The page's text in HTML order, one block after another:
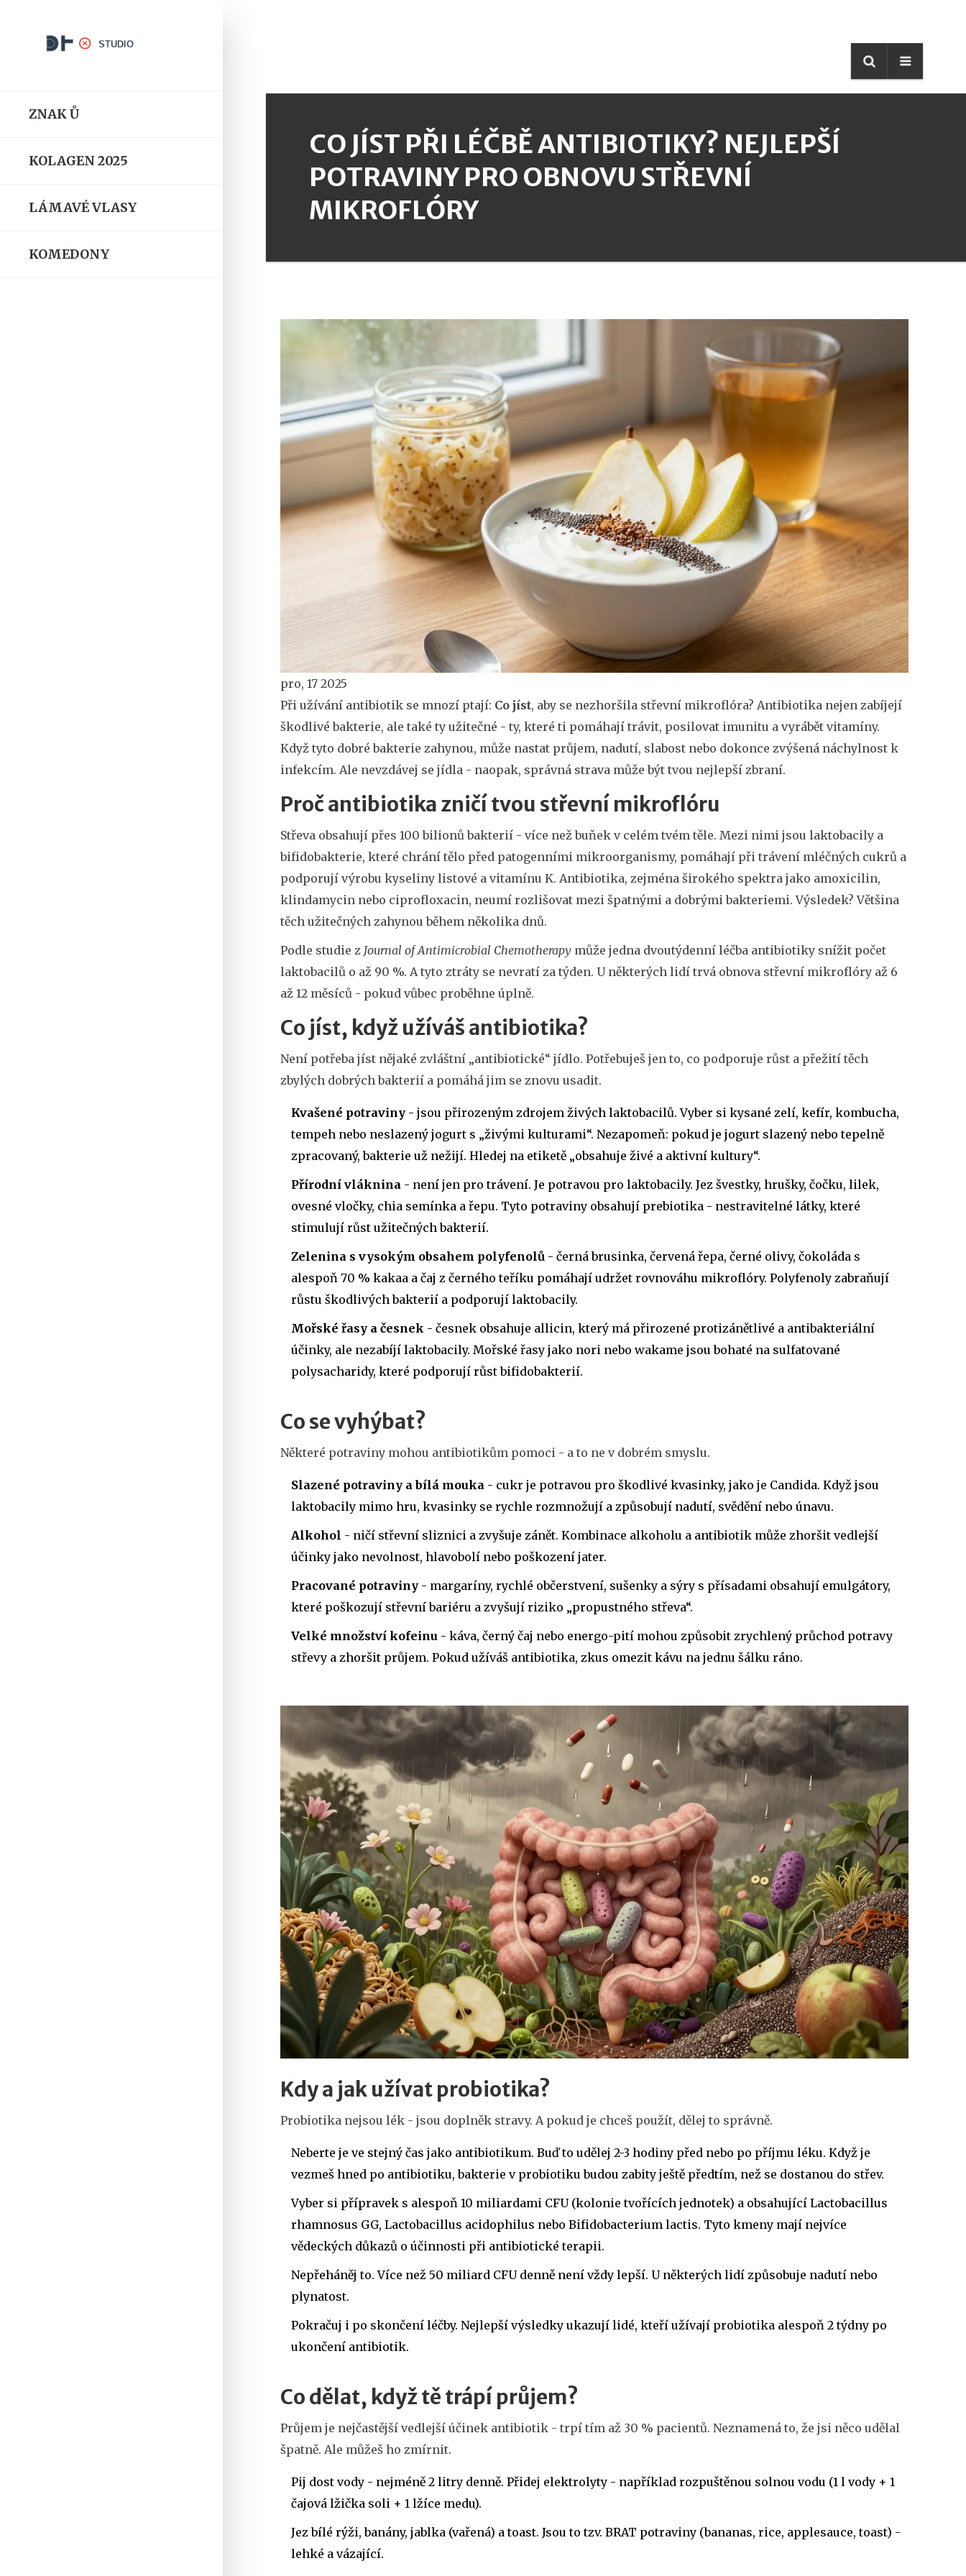
ZNAK Ů
KOLAGEN 2025
LÁMAVÉ VLASY
KOMEDONY
CO JÍST PŘI LÉČBĚ ANTIBIOTIKY? NEJLEPŠÍ
POTRAVINY PRO OBNOVU STŘEVNÍ
MIKROFLÓRY
pro, 17 2025
Při užívání antibiotik se mnozí ptají: Co jíst, aby se nezhoršila střevní mikroflóra? Antibiotika nejen zabíjejí
škodlivé bakterie, ale také ty užitečné - ty, které ti pomáhají trávit, posilovat imunitu a vyrábět vitamíny.
Když tyto dobré bakterie zahynou, může nastat průjem, nadutí, slabost nebo dokonce zvýšená náchylnost k
infekcím. Ale nevzdávej se jídla - naopak, správná strava může být tvou nejlepší zbraní.
Proč antibiotika zničí tvou střevní mikroflóru
Střeva obsahují přes 100 bilionů bakterií - více než buňek v celém tvém těle. Mezi nimi jsou laktobacily a
bifidobakterie, které chrání tělo před patogenními mikroorganismy, pomáhají při trávení mléčných cukrů a
podporují výrobu kyseliny listové a vitamínu K. Antibiotika, zejména širokého spektra jako amoxicilin,
klindamycin nebo ciprofloxacin, neumí rozlišovat mezi špatnými a dobrými bakteriemi. Výsledek? Většina
těch užitečných zahynou během několika dnů.
Podle studie z Journal of Antimicrobial Chemotherapy může jedna dvoutýdenní léčba antibiotiky snížit počet
laktobacilů o až 90 %. A tyto ztráty se nevratí za týden. U některých lidí trvá obnova střevní mikroflóry až 6
až 12 měsíců - pokud vůbec proběhne úplně.
Co jíst, když užíváš antibiotika?
Není potřeba jíst nějaké zvláštní „antibiotické“ jídlo. Potřebuješ jen to, co podporuje růst a přežití těch
zbylých dobrých bakterií a pomáhá jim se znovu usadit.
Kvašené potraviny - jsou přirozeným zdrojem živých laktobacilů. Vyber si kysané zelí, kefír, kombucha,
tempeh nebo neslazený jogurt s „živými kulturami“. Nezapomeň: pokud je jogurt slazený nebo tepelně
zpracovaný, bakterie už nežijí. Hledej na etiketě „obsahuje živé a aktivní kultury“.
Přírodní vláknina - není jen pro trávení. Je potravou pro laktobacily. Jez švestky, hrušky, čočku, lilek,
ovesné vločky, chia semínka a řepu. Tyto potraviny obsahují prebiotika - nestravitelné látky, které
stimulují růst užitečných bakterií.
Zelenina s vysokým obsahem polyfenolů - černá brusinka, červená řepa, černé olivy, čokoláda s
alespoň 70 % kakaa a čaj z černého teříku pomáhají udržet rovnováhu mikroflóry. Polyfenoly zabraňují
růstu škodlivých bakterií a podporují laktobacily.
Mořské řasy a česnek - česnek obsahuje allicin, který má přirozené protizánětlivé a antibakteriální
účinky, ale nezabíjí laktobacily. Mořské řasy jako nori nebo wakame jsou bohaté na sulfatované
polysacharidy, které podporují růst bifidobakterií.
Co se vyhýbat?
Některé potraviny mohou antibiotikům pomoci - a to ne v dobrém smyslu.
Slazené potraviny a bílá mouka - cukr je potravou pro škodlivé kvasinky, jako je Candida. Když jsou
laktobacily mimo hru, kvasinky se rychle rozmnožují a způsobují nadutí, svědění nebo únavu.
Alkohol - ničí střevní sliznici a zvyšuje zánět. Kombinace alkoholu a antibiotik může zhoršit vedlejší
účinky jako nevolnost, hlavobolí nebo poškození jater.
Pracované potraviny - margaríny, rychlé občerstvení, sušenky a sýry s přísadami obsahují emulgátory,
které poškozují střevní bariéru a zvyšují riziko „propustného střeva“.
Velké množství kofeinu - káva, černý čaj nebo energo-pití mohou způsobit zrychlený průchod potravy
střevy a zhoršit průjem. Pokud užíváš antibiotika, zkus omezit kávu na jednu šálku ráno.
Kdy a jak užívat probiotika?
Probiotika nejsou lék - jsou doplněk stravy. A pokud je chceš použít, dělej to správně.
Neberte je ve stejný čas jako antibiotikum. Buď to udělej 2-3 hodiny před nebo po příjmu léku. Když je
vezmeš hned po antibiotiku, bakterie v probiotiku budou zabity ještě předtím, než se dostanou do střev.
Vyber si přípravek s alespoň 10 miliardami CFU (kolonie tvořících jednotek) a obsahující Lactobacillus
rhamnosus GG, Lactobacillus acidophilus nebo Bifidobacterium lactis. Tyto kmeny mají nejvíce
vědeckých důkazů o účinnosti při antibiotické terapii.
Nepřeháněj to. Více než 50 miliard CFU denně není vždy lepší. U některých lidí způsobuje nadutí nebo
plynatost.
Pokračuj i po skončení léčby. Nejlepší výsledky ukazují lidé, kteří užívají probiotika alespoň 2 týdny po
ukončení antibiotik.
Co dělat, když tě trápí průjem?
Průjem je nejčastější vedlejší účinek antibiotik - trpí tím až 30 % pacientů. Neznamená to, že jsi něco udělal
špatně. Ale můžeš ho zmírnit.
Pij dost vody - nejméně 2 litry denně. Přidej elektrolyty - například rozpuštěnou solnou vodu (1 l vody + 1
čajová lžička soli + 1 lžíce medu).
Jez bílé rýži, banány, jablka (vařená) a toast. Jsou to tzv. BRAT potraviny (bananas, rice, applesauce, toast) -
lehké a vázající.